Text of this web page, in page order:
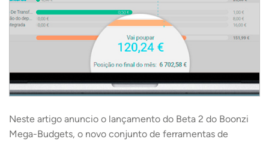
Neste artigo anuncio o lançamento do Beta 2 do Boonzi
Mega-Budgets, o novo conjunto de ferramentas de